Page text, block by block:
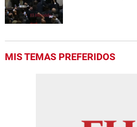
MIS TEMAS PREFERIDOS